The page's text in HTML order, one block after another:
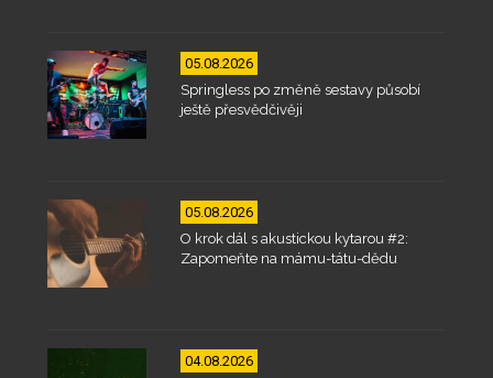
05.08.2026
Springless po změně sestavy působí
ještě přesvědčivěji
05.08.2026
O krok dál s akustickou kytarou #2:
Zapomeňte na mámu-tátu-dědu
04.08.2026